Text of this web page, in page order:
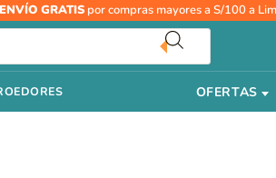
ENVÍO GRATIS por compras mayores a S/100 a
OFERTAS